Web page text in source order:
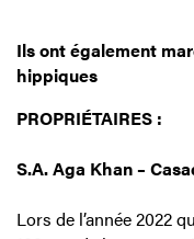
Ils ont également
hippiques
PROPRIÉTAIRES :
S.A. Aga Khan –
Lors de l’année 2022